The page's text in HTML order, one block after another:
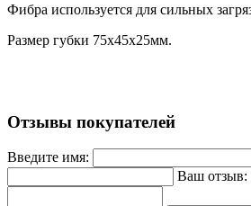
Фибра используется для сильных
Размер губки 75х45х25мм.
Отзывы покупателей
Введите имя:
Ваш отзыв: